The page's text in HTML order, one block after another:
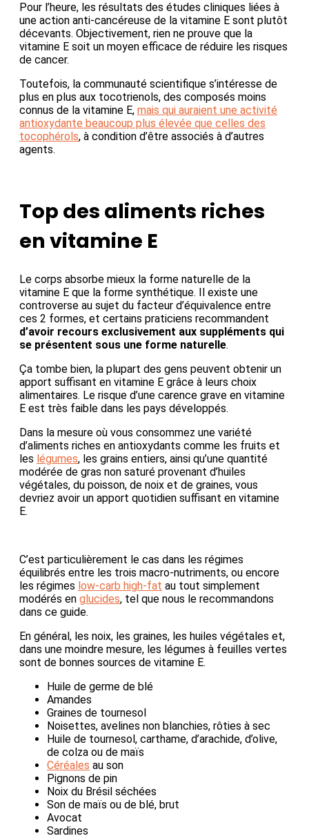
Pour l’heure, les résultats des études cliniques liées à
une action anti-cancéreuse de la vitamine E sont plutôt
décevants. Objectivement, rien ne prouve que la
vitamine E soit un moyen efficace de réduire les risques
de cancer.
Toutefois, la communauté scientifique s’intéresse de
plus en plus aux tocotrienols, des composés moins
connus de la vitamine E, mais qui auraient une activité
antioxydante beaucoup plus élevée que celles des
tocophérols, à condition d’être associés à d’autres
agents.
Top des aliments riches
en vitamine E
Le corps absorbe mieux la forme naturelle de la
vitamine E que la forme synthétique. Il existe une
controverse au sujet du facteur d’équivalence entre
ces 2 formes, et certains praticiens recommandent
d’avoir recours exclusivement aux suppléments qui
se présentent sous une forme naturelle.
Ça tombe bien, la plupart des gens peuvent obtenir un
apport suffisant en vitamine E grâce à leurs choix
alimentaires. Le risque d’une carence grave en vitamine
E est très faible dans les pays développés.
Dans la mesure où vous consommez une variété
d’aliments riches en antioxydants comme les fruits et
les légumes, les grains entiers, ainsi qu’une quantité
modérée de gras non saturé provenant d’huiles
végétales, du poisson, de noix et de graines, vous
devriez avoir un apport quotidien suffisant en vitamine
E.
C’est particulièrement le cas dans les régimes
équilibrés entre les trois macro-nutriments, ou encore
les régimes low-carb high-fat au tout simplement
modérés en glucides, tel que nous le recommandons
dans ce guide.
En général, les noix, les graines, les huiles végétales et,
dans une moindre mesure, les légumes à feuilles vertes
sont de bonnes sources de vitamine E.
Huile de germe de blé
Amandes
Graines de tournesol
Noisettes, avelines non blanchies, rôties à sec
Huile de tournesol, carthame, d’arachide, d’olive,
de colza ou de maïs
Céréales au son
Pignons de pin
Noix du Brésil séchées
Son de maïs ou de blé, brut
Avocat
Sardines